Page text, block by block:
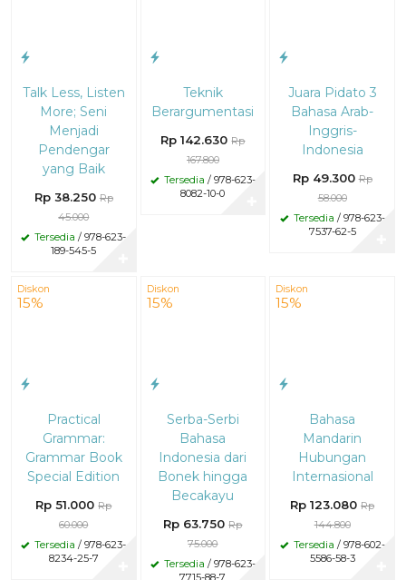
Talk Less, Listen
More; Seni
Menjadi
Pendengar
yang Baik
Rp 38.250 Rp
45.000
Tersedia / 978-623-
189-545-5
Teknik
Berargumentasi
Rp 142.630 Rp
167.800
Tersedia / 978-623-
8082-10-0
Juara Pidato 3
Bahasa Arab-
Inggris-
Indonesia
Rp 49.300 Rp
58.000
Tersedia / 978-623-
7537-62-5
Diskon
15%
Practical
Grammar:
Grammar Book
Special Edition
Rp 51.000 Rp
60.000
Tersedia / 978-623-
8234-25-7
Diskon
15%
Serba-Serbi
Bahasa
Indonesia dari
Bonek hingga
Becakayu
Rp 63.750 Rp
75.000
Tersedia / 978-623-
7715-88-7
Diskon
15%
Bahasa
Mandarin
Hubungan
Internasional
Rp 123.080 Rp
144.800
Tersedia / 978-602-
5586-58-3